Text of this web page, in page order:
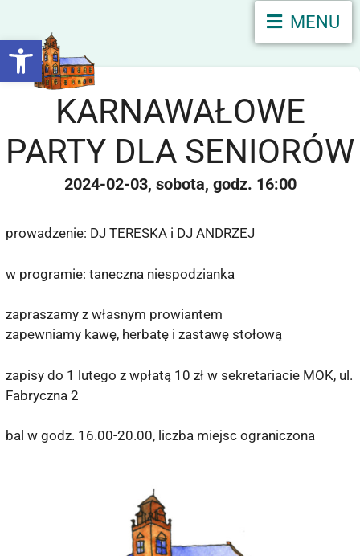
Otwórz pasek narzędzi
MENU
KARNAWAŁOWE
PARTY DLA SENIORÓW
2024-02-03 sobota 16:00
prowadzenie: DJ TERESKA i DJ ANDRZEJ
w programie: taneczna niespodzianka
zapraszamy z własnym prowiantem
zapewniamy kawę, herbatę i zastawę stołową
zapisy do 1 lutego z wpłatą 10 zł w sekretariacie MOK, ul.
Fabryczna 2
bal w godz. 16.00-20.00, liczba miejsc ograniczona